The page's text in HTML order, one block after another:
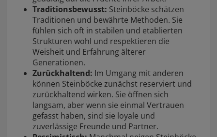
Traditionsbewusst: Steinböcke schätzen
Traditionen und bewährte Methoden. Sie
fühlen sich oft in stabilen und etablierten
Strukturen wohl und respektieren die
Weisheit und Erfahrung älterer
Generationen.
Zurückhaltend: Im Umgang mit anderen
können Steinböcke zunächst reserviert und
zurückhaltend wirken. Sie öffnen sich
langsam, aber wenn sie einmal Vertrauen
gefasst haben, sind sie loyale und
zuverlässige Freunde und Partner.